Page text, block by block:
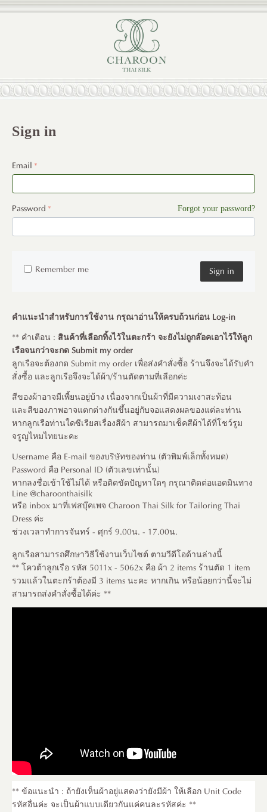
Sign in
Email
Password Forgot your password?
Sign in
Remember me
คำแนะนำสำหรับการใช้งาน กรุณาอ่านให้ครบถ้วนก่อน Log-in
** คำเตือน : สินค้าที่เลือกทิ้งไว้ในตะกร้า จะยังไม่ถูกล๊อคเอาไว้ให้ลูก
เรือจนกว่าจะกด Submit my order
ลูกเรือจะต้องกด Submit my order เพื่อส่งคำสั่งซื้อ ร้านจึงจะได้รับคำ
สั่งซื้อ และลูกเรือจึงจะได้ผ้า/ร้านตัดตามที่เลือกค่ะ
สีของผ้าอาจมีเพี้ยนอยู่บ้าง เนื่องจากเป็นผ้าที่มีความเงาสะท้อน
และสีของภาพอาจแตกต่างกันขึ้นอยู่กับจอแสดงผลของแต่ละท่าน
หากลูกเรือท่านใดซีเรียสเรื่องสีผ้า สามารถมาเช็คสีผ้าได้ที่โชว์รูม
จรูญไหมไทยนะคะ
Username คือ E-mail ของบริษัทของท่าน (ตัวพิมพ์เล็กทั้งหมด)
Password คือ Personal ID (ตัวเลขเท่านั้น)
หากลงชื่อเข้าใช้ไม่ได้ หรือติดขัดปัญหาใดๆ กรุณาติดต่อแอดมินทาง
Line @charoonthaisilk
หรือ inbox มาที่เฟสบุ๊คเพจ Charoon Thai Silk for Tailoring Thai
Dress ค่ะ
ช่วงเวลาทำการจันทร์ - ศุกร์ 9.00น. - 17.00น.
ลูกเรือสามารถศึกษาวิธีใช้งานเว็บไซต์ ตามวีดีโอด้านล่างนี้
** โควต้าลูกเรือ รหัส 5011x - 5062x คือ ผ้า 2 items ร้านตัด 1 item
รวมแล้วในตะกร้าต้องมี 3 items นะคะ หากเกิน หรือน้อยกว่านี้จะไม่
สามารถส่งคำสั่งซื้อได้ค่ะ **
** ข้อแนะนำ : ถ้ายังเห็นผ้าอยู่แสดงว่ายังมีผ้า ให้เลือก Unit Code
รหัสอื่นค่ะ จะเป็นผ้าแบบเดียวกันแค่คนละรหัสค่ะ **